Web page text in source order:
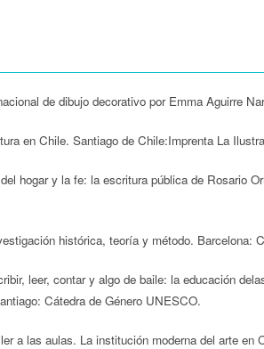
de dibujo decorativo por Emma Aguirre
en Chile. Santiago de Chile:Imprenta La
hogar y la fe: la escritura pública de Rosario
histórica, teoría y método. Barcelona:
leer, contar y algo de baile: la educación
Cátedra de Género UNESCO.
a las aulas. La institución moderna del arte en